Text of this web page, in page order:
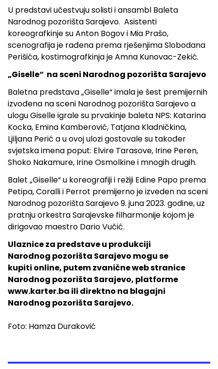
U predstavi učestvuju solisti i ansambl Baleta
Narodnog pozorišta Sarajevo. Asistenti
koreografkinje su Anton Bogov i Mia Prašo,
scenografija je rađena prema rješenjima Slobodana
Perišića, kostimografkinja je Amna Kunovac-Zekić.
„Giselle“ na sceni Narodnog pozorišta Sarajevo
Baletna predstava „Giselle“ imala je šest premijernih
izvođena na sceni Narodnog pozorišta Sarajevo a
ulogu Giselle igrale su prvakinje baleta NPS: Katarina
Kocka, Emina Kamberović, Tatjana Kladničkina,
Ljiljana Perić a u ovoj ulozi gostovale su također
svjetska imena poput: Elvire Tarasove, Irine Peren,
Shoko Nakamure, Irine Osmolkine i mnogih drugih.
Balet „Giselle“ u koreografiji i režiji Edine Papo prema
Petipa, Coralli i Perrot premijerno je izveden na sceni
Narodnog pozorišta Sarajevo 9. juna 2023. godine, uz
pratnju orkestra Sarajevske filharmonije kojom je
dirigovao maestro Dario Vučić.
Ulaznice za predstave u produkciji
Narodnog pozorišta Sarajevo mogu se
kupiti online, putem zvanične web stranice
Narodnog pozorišta Sarajevo, platforme
www.karter.ba ili direktno na blagajni
Narodnog pozorišta Sarajevo.
Foto: Hamza Duraković